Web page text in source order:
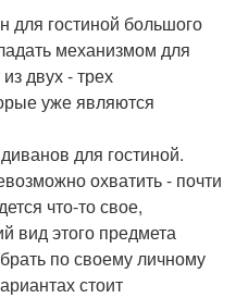
для гостиной большого
механизмом для
двух - трех
уже являются
для гостиной.
охватить - почти
что-то свое,
вид этого предмета
по своему личному
стоит